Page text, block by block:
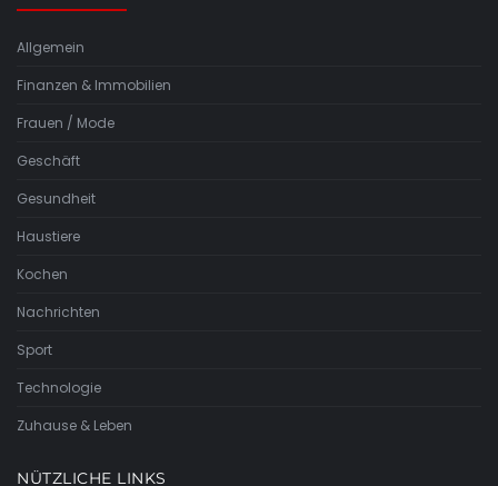
Allgemein
Finanzen & Immobilien
Frauen / Mode
Geschäft
Gesundheit
Haustiere
Kochen
Nachrichten
Sport
Technologie
Zuhause & Leben
NÜTZLICHE LINKS